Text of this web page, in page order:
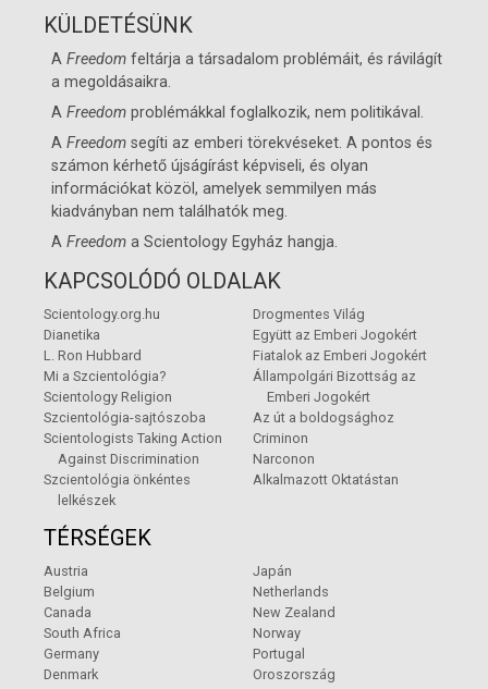
KÜLDETÉSÜNK
AFreedom feltárja a társadalom problémáit, és rávilágít
a megoldásaikra.
AFreedom problémákkal foglalkozik, nem politikával.
AFreedom segíti az emberi törekvéseket. A pontos és
számon kérhető újságírást képviseli, és olyan
információkat közöl, amelyek semmilyen más
kiadványban nem találhatók meg.
AFreedom aScientology Egyház hangja.
KAPCSOLÓDÓ OLDALAK
Scientology.org.hu
Dianetika
L. Ron Hubbard
Mi a Szcientológia?
Scientology Religion
Szcientológia-sajtószoba
Scientologists Taking Action
Against Discrimination
Szcientológia önkéntes
lelkészek
Drogmentes Világ
Együtt az Emberi Jogokért
Fiatalok az Emberi Jogokért
Állampolgári Bizottság az
Emberi Jogokért
Az út a boldogsághoz
Criminon
Narconon
Alkalmazott Oktatástan
TÉRSÉGEK
Austria
Belgium
Canada
South Africa
Germany
Denmark
Japán
Netherlands
New Zealand
Norway
Portugal
Oroszország